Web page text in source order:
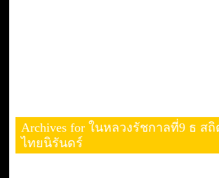
Archives for ในหลวงรัชกาลที่9 ธ ส
ไทยนิรันดร์